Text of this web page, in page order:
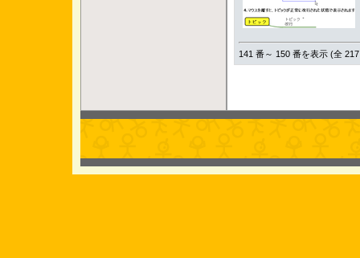
141 番～ 150 番を表示 (全